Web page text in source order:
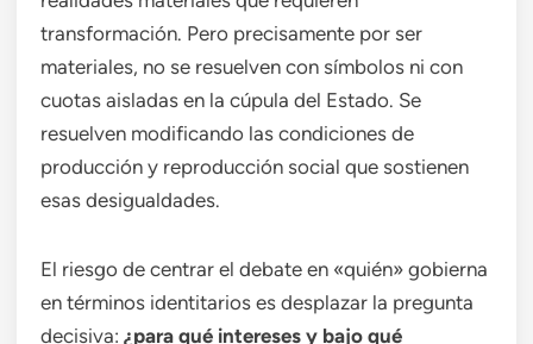
transformación. Pero precisamente por ser
materiales, no se resuelven con símbolos ni con
cuotas aisladas en la cúpula del Estado. Se
resuelven modificando las condiciones de
producción y reproducción social que sostienen
esas desigualdades.
El riesgo de centrar el debate en «quién» gobierna
en términos identitarios es desplazar la pregunta
decisiva: ¿para qué intereses y bajo qué